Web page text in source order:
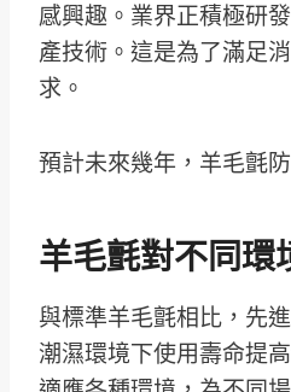
感興趣。業界正積極研
產技術。這是為了滿足
求。
預計未來幾年，羊毛氈
羊毛氈對不同環
與標準羊毛氈相比，先
潮濕環境下使用壽命提